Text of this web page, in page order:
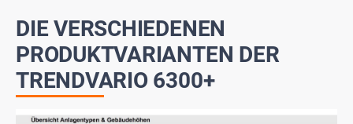
DIE VERSCHIEDENEN
PRODUKTVARIANTEN DER
TRENDVARIO 6300+